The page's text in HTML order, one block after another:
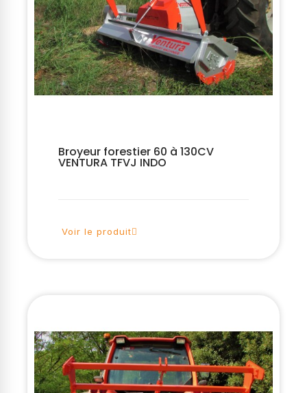
Broyeur forestier 60 à 130CV
VENTURA TFVJ INDO
Voir le produit